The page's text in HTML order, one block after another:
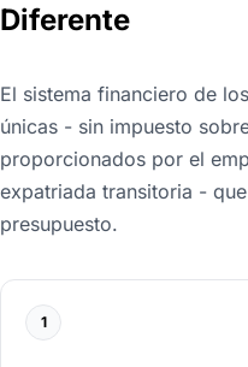
Diferente
El sistema financiero de
únicas - sin impuesto
proporcionados por el
expatriada transitoria -
presupuesto.
1